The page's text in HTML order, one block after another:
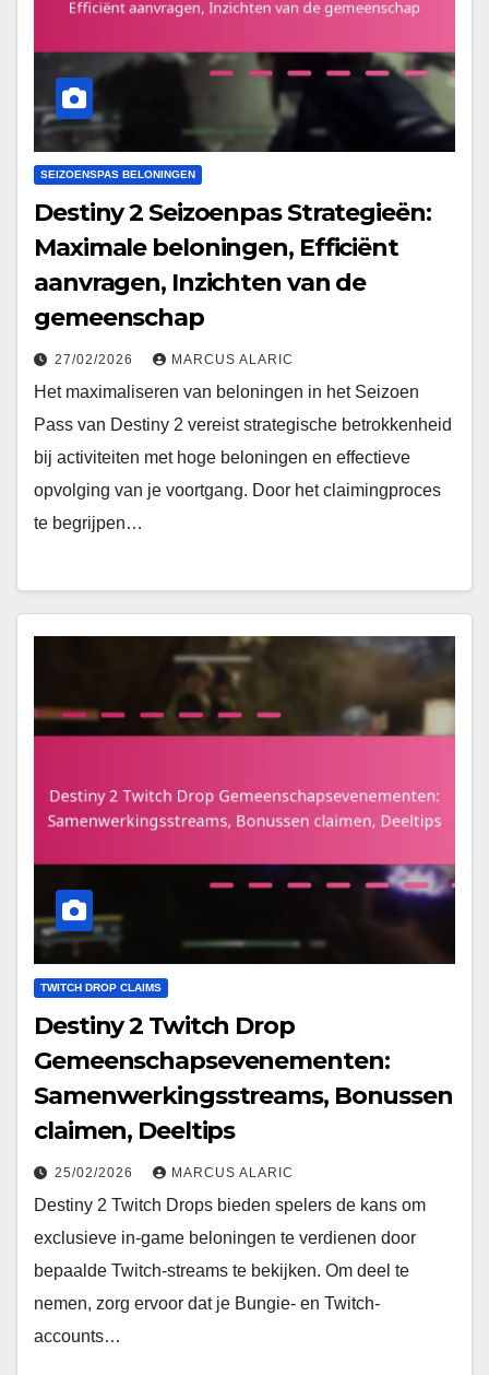
SEIZOENSPAS BELONINGEN
Destiny 2 Seizoenpas Strategieën:
Maximale beloningen, Efficiënt
aanvragen, Inzichten van de
gemeenschap
27/02/2026 MARCUS ALARIC
Het maximaliseren van beloningen in het Seizoen
Pass van Destiny 2 vereist strategische betrokkenheid
bij activiteiten met hoge beloningen en effectieve
opvolging van je voortgang. Door het claimingproces
te begrijpen…
TWITCH DROP CLAIMS
Destiny 2 Twitch Drop
Gemeenschapsevenementen:
Samenwerkingsstreams, Bonussen
claimen, Deeltips
25/02/2026 MARCUS ALARIC
Destiny 2 Twitch Drops bieden spelers de kans om
exclusieve in-game beloningen te verdienen door
bepaalde Twitch-streams te bekijken. Om deel te
nemen, zorg ervoor dat je Bungie- en Twitch-
accounts…